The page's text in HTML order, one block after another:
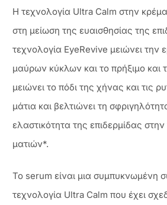
Η τεχνολογία Ultra Calm στην
στη μείωση της ευαισθησίας της
τεχνολογία EyeRevive μειώνει την
μαύρων κύκλων και το πρήξιμο και
μειώνει το πόδι της χήνας και τις
μάτια και βελτιώνει τη
ελαστικότητα της επιδερμίδας
ματιών*.
To serum είναι μια συμπυκνωμένη
τεχνολογία Ultra Calm που έχει